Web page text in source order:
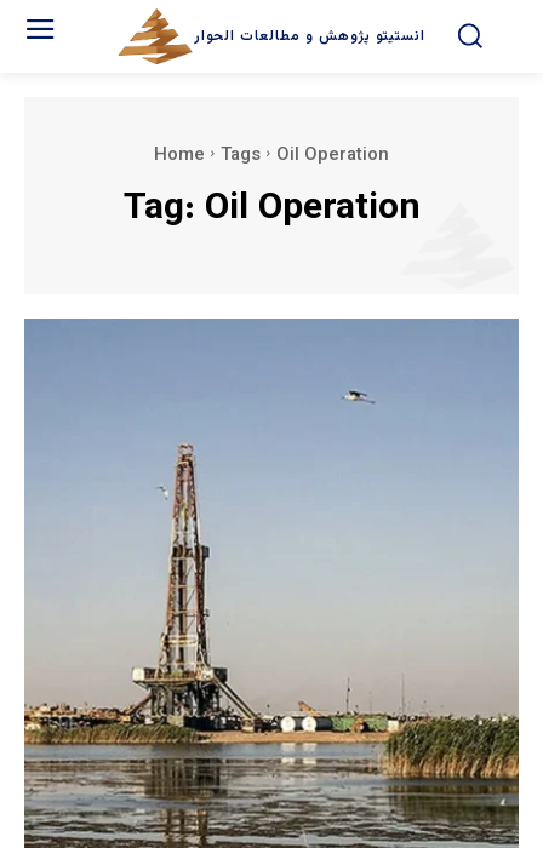
انستیتو پژوهش و مطالعات الحوار
Home Tags Oil Operation
Tag: Oil Operation